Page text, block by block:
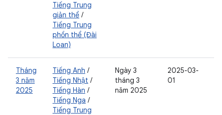
Tiếng Trung
giản thể /
Tiếng Trung
phồn thể (Đài
Loan)
Tháng
3 năm
2025
Tiếng Anh /
Tiếng Nhật /
Tiếng Hàn /
Tiếng Nga /
Tiếng Trung
Ngày 3
tháng 3
năm 2025
2025-03-
01